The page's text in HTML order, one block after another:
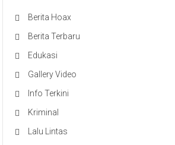
Berita Hoax
Berita Terbaru
Edukasi
Gallery Video
Info Terkini
Kriminal
Lalu Lintas